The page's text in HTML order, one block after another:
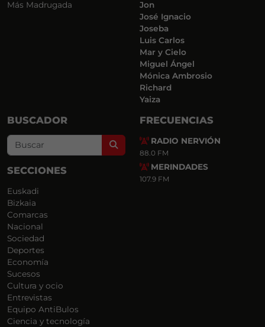
Más Madrugada
Jon
José Ignacio
Joseba
Luis Carlos
Mar y Cielo
Miguel Ángel
Mónica Ambrosio
Richard
Yaiza
BUSCADOR
Search
SECCIONES
Euskadi
Bizkaia
Comarcas
Nacional
Sociedad
Deportes
Economía
Sucesos
Cultura y ocio
Entrevistas
Equipo AntiBulos
Ciencia y tecnología
FRECUENCIAS
RADIO NERVIÓN
88.0 FM
MERINDADES
107.9 FM